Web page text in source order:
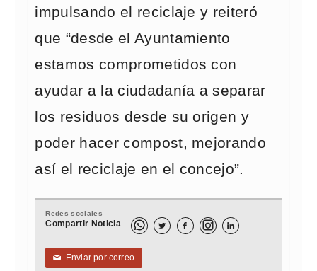
impulsando el reciclaje y reiteró
que “desde el Ayuntamiento
estamos comprometidos con
ayudar a la ciudadanía a separar
los residuos desde su origen y
poder hacer compost, mejorando
así el reciclaje en el concejo”.
Redes sociales
Compartir Noticia   
✉ Enviar por correo